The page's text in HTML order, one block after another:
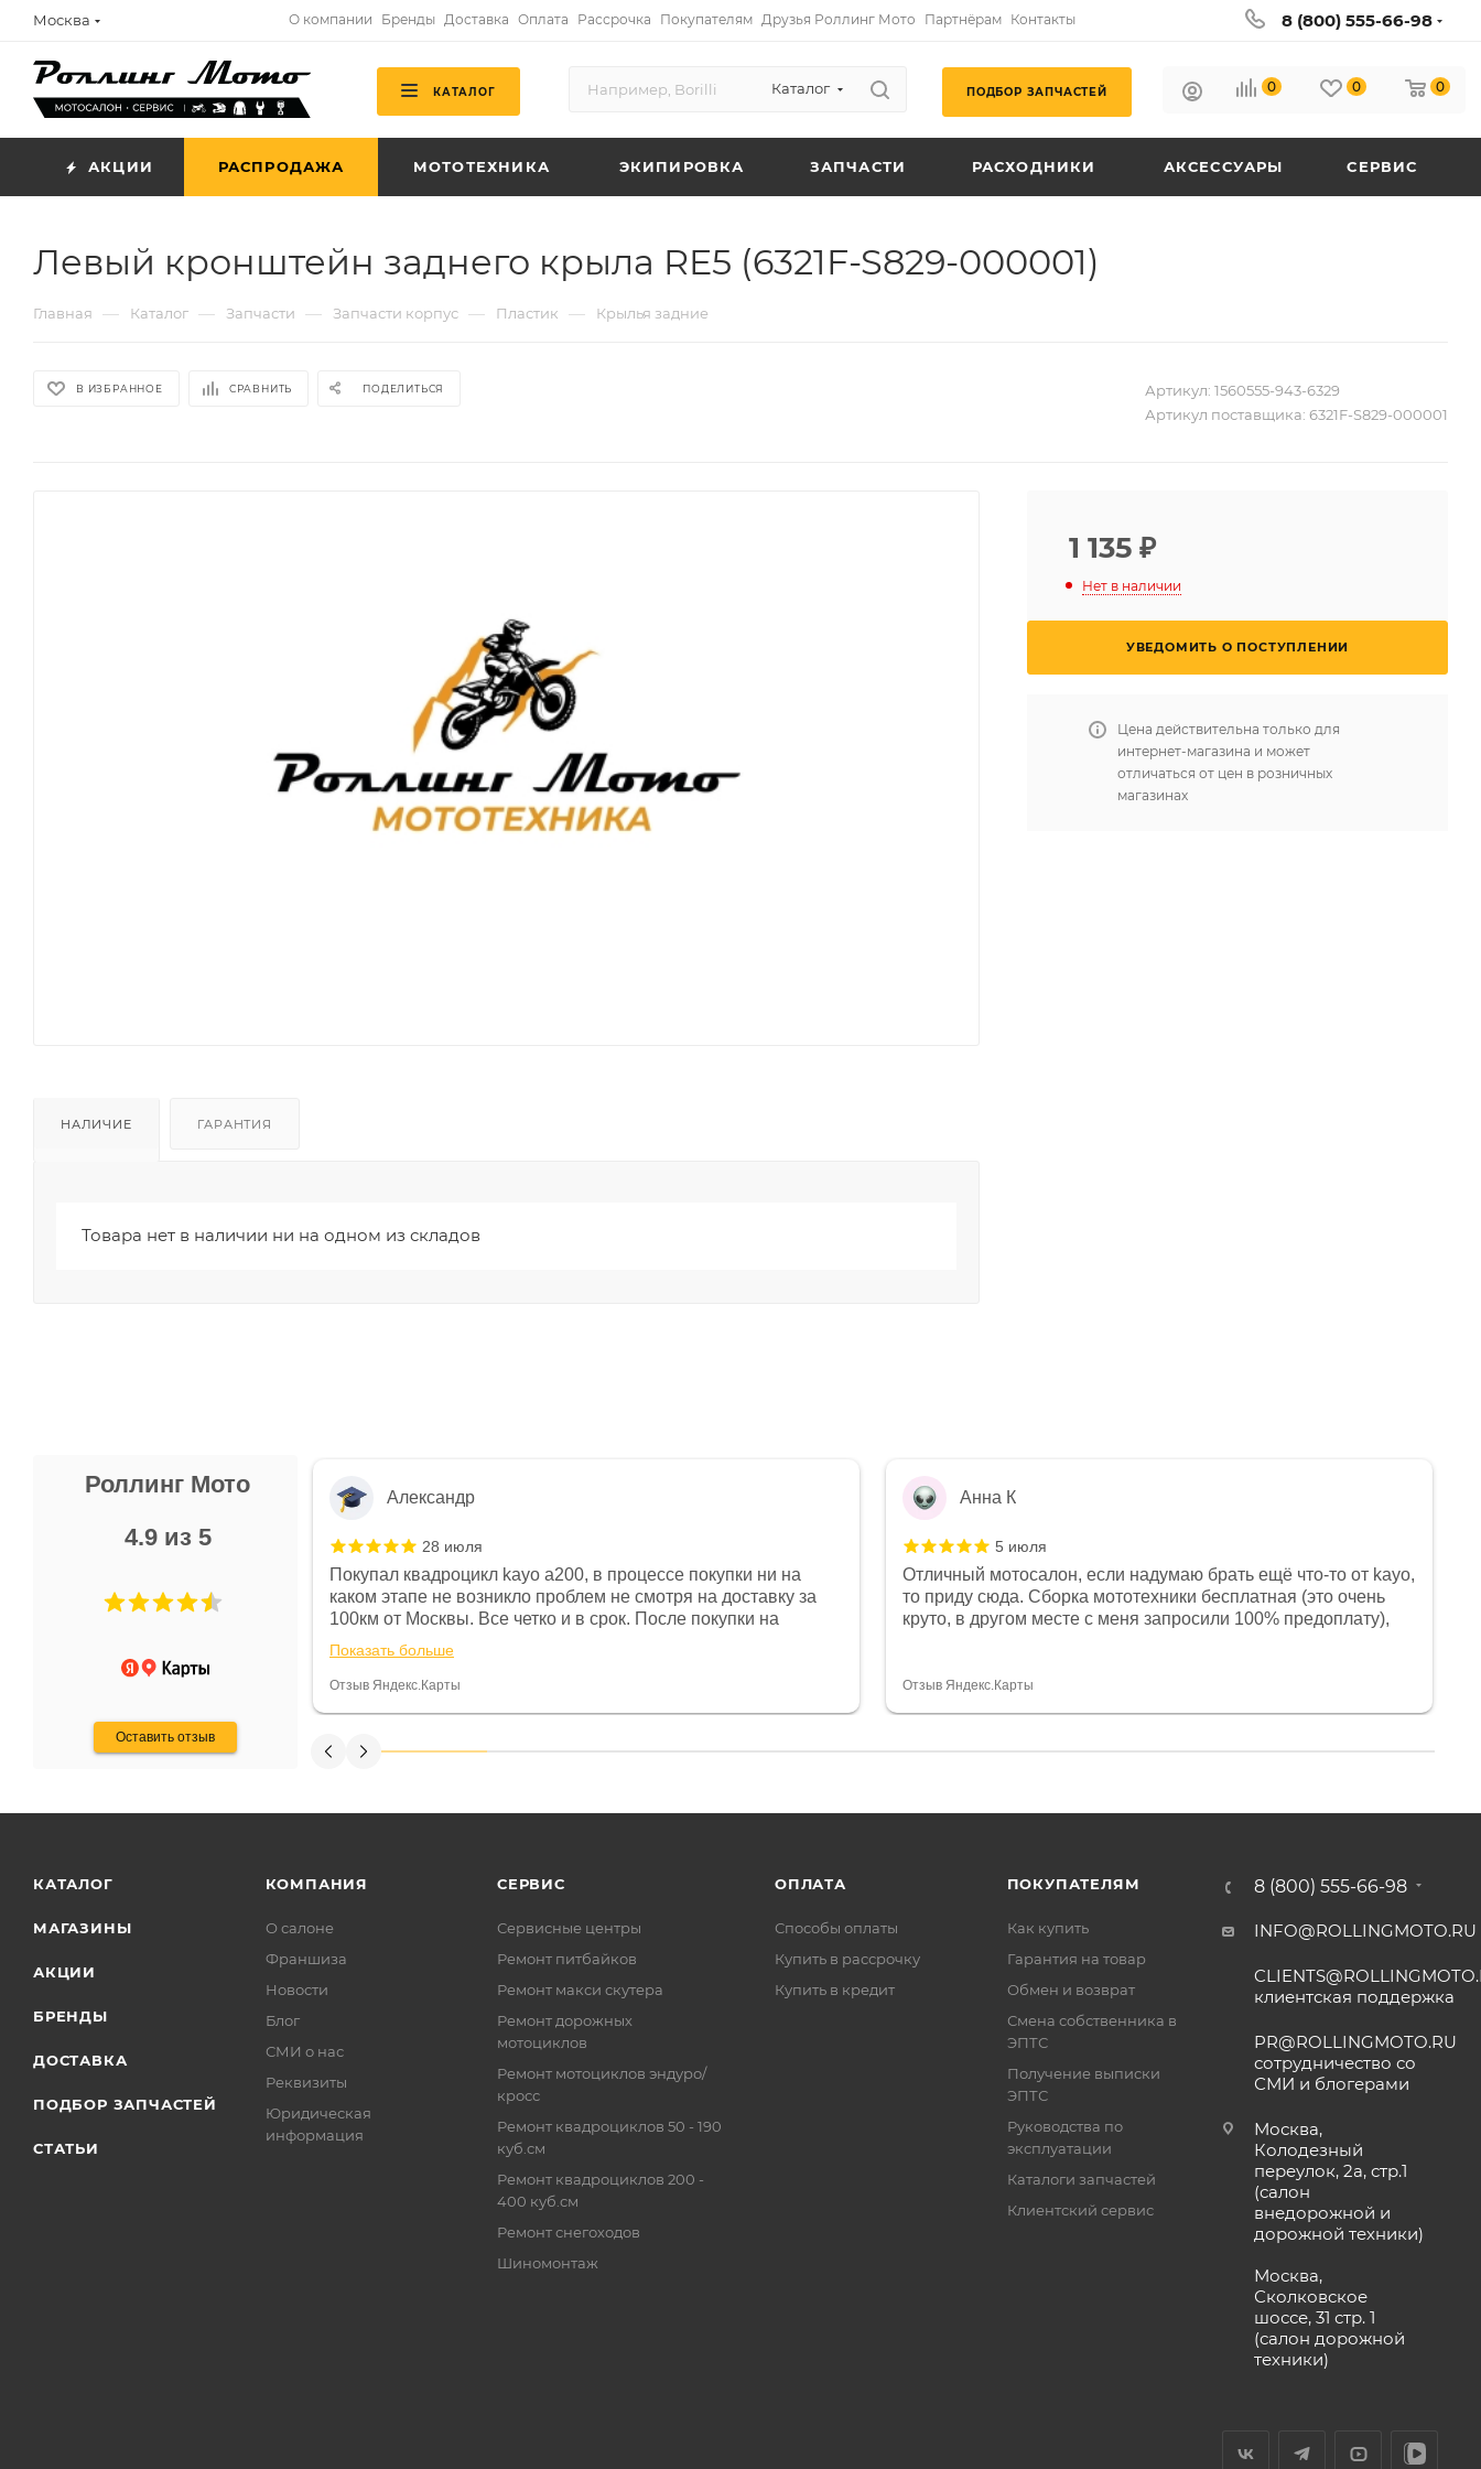
Москва О компании Бренды Доставка Оплата Рассрочка Покупателям Друзья Роллинг Мото Партнёрам Контакты 8 (800) 555-66-98
КАТАЛОГ Каталог ПОДБОР ЗАПЧАСТЕЙ 0 0 0
АКЦИИ РАСПРОДАЖА МОТОТЕХНИКА ЭКИПИРОВКА ЗАПЧАСТИ РАСХОДНИКИ АКСЕССУАРЫ СЕРВИС
Левый кронштейн заднего крыла RE5 (6321F-S829-000001)
Главная — Каталог — Запчасти — Запчасти корпус — Пластик — Крылья задние
В ИЗБРАННОЕ СРАВНИТЬ ПОДЕЛИТЬСЯ Артикул: 1560555-943-6329
Артикул поставщика: 6321F-S829-000001
НАЛИЧИЕ ГАРАНТИЯ
Товара нет в наличии ни на одном из складов
1 135 ₽
Нет в наличии
УВЕДОМИТЬ О ПОСТУПЛЕНИИ
Цена действительна только для
интернет-магазина и может
отличаться от цен в розничных
магазинах
Роллинг Мото
4.9 из 5
Оставить отзыв
Не понравились условия
и дают только на год)
Александр
28 июля
Покупал квадроцикл kayo a200, в процессе покупки ни на
каком этапе не возникло проблем не смотря на доставку за
100км от Москвы. Все четко и в срок. После покупки на
спидометре всегда был 0, при этом представители магазина
постоянно были на связи и в итоге проблема была решена.
Считаю, что это говорит о небезразличии к клиенту после
Показать больше
Отзыв Яндекс.Карты
Анна К
5 июля
Отличный мотосалон, если надумаю брать ещё что-то от kayo,
то приду сюда. Сборка мототехники бесплатная (это очень
круто, в другом месте с меня запросили 100% предоплату),
спасибо отдельное, всегда на связи, очень детально всё
Отзыв Яндекс.Карты
КАТАЛОГ
МАГАЗИНЫ
АКЦИИ
БРЕНДЫ
ДОСТАВКА
ПОДБОР ЗАПЧАСТЕЙ
СТАТЬИ
КОМПАНИЯ
О салоне
Франшиза
Новости
Блог
СМИ о нас
Реквизиты
Юридическая
информация
СЕРВИС
Сервисные центры
Ремонт питбайков
Ремонт макси скутера
Ремонт дорожных
мотоциклов
Ремонт мотоциклов эндуро/
кросс
Ремонт квадроциклов 50 - 190
куб.см
Ремонт квадроциклов 200 -
400 куб.см
Ремонт снегоходов
Шиномонтаж
ОПЛАТА
Способы оплаты
Купить в рассрочку
Купить в кредит
ПОКУПАТЕЛЯМ
Как купить
Гарантия на товар
Обмен и возврат
Смена собственника в
ЭПТС
Получение выписки
ЭПТС
Руководства по
эксплуатации
Каталоги запчастей
Клиентский сервис
8 (800) 555-66-98
INFO@ROLLINGMOTO.RU
клиентская поддержка
PR@ROLLINGMOTO.RU
сотрудничество со
СМИ и блогерами
Москва,
Колодезный
переулок, 2а, стр.1
(салон
внедорожной и
дорожной техники)
Москва,
Сколковское
шоссе, 31 стр. 1
(салон дорожной
техники)